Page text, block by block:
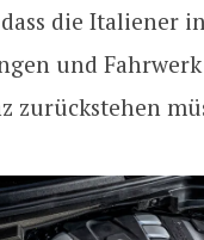
die Italiener
und
zurückstehen